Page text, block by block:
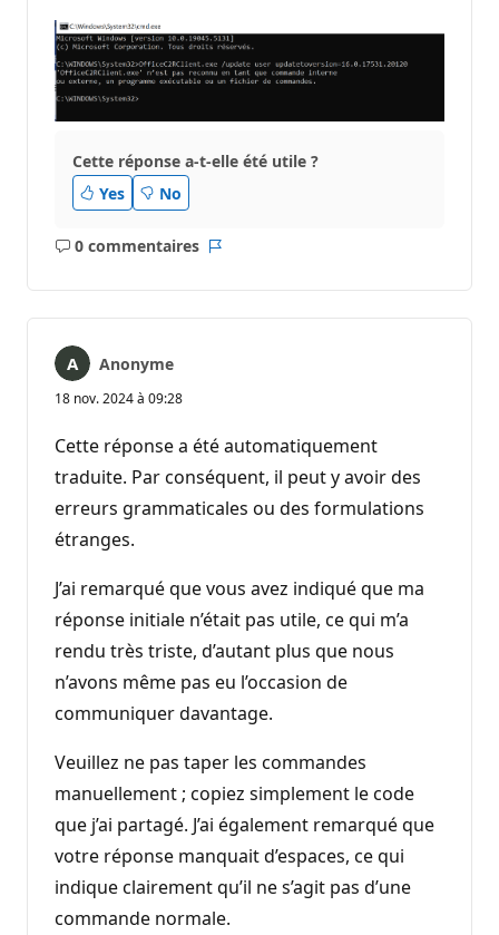
Cette réponse a-t-elle été utile ?
Yes
No
0 commentaires
Aucun
Anonyme
18 nov. 2024 à 09:28
Cette réponse a été automatiquement
traduite. Par conséquent, il peut y avoir des
erreurs grammaticales ou des formulations
étranges.
J’ai remarqué que vous avez indiqué que ma
réponse initiale n’était pas utile, ce qui m’a
rendu très triste, d’autant plus que nous
n’avons même pas eu l’occasion de
communiquer davantage.
Veuillez ne pas taper les commandes
manuellement ; copiez simplement le code
que j’ai partagé. J’ai également remarqué que
votre réponse manquait d’espaces, ce qui
indique clairement qu’il ne s’agit pas d’une
commande normale.